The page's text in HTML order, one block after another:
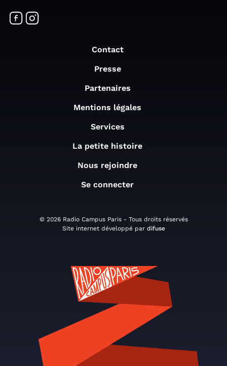
Contact
Presse
Partenaires
Mentions légales
Services
La petite histoire
Nous rejoindre
Se connecter
© 2026 Radio Campus Paris - Tous droits réservés
Site internet développé par difuse